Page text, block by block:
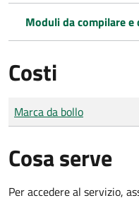
Moduli da compilare
Costi
Tipo di pagamento
Importo
Marca da bollo
Cosa serve
Per accedere al servizio,